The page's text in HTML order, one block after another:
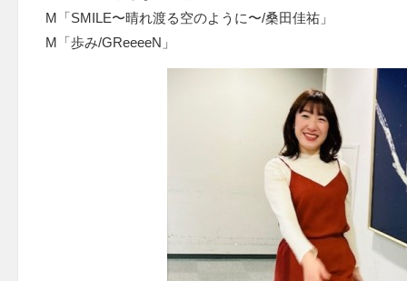
M「SMILE〜晴れ渡る空のように〜/桑田佳祐」
M「歩み/GReeeeN」